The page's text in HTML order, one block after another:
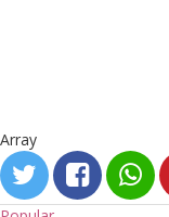
Array